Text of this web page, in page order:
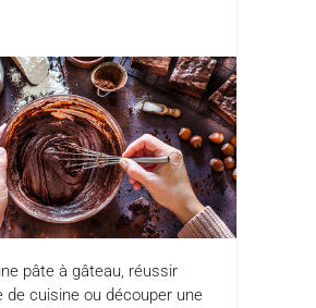
pâte à gâteau, réussir
de cuisine ou découper une